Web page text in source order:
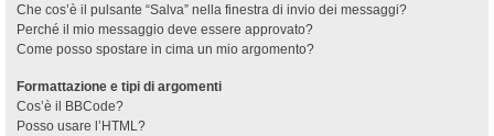
Che cos’è il pulsante “Salva” nella finestra di invio dei messaggi?
Perché il mio messaggio deve essere approvato?
Come posso spostare in cima un mio argomento?
Formattazione e tipi di argomenti
Cos’è il BBCode?
Posso usare l’HTML?